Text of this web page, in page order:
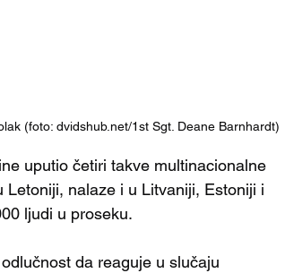
(foto: dvidshub.net/1st Sgt. Deane Barnhardt)
uputio četiri takve multinacionalne
nalaze i u Litvaniji, Estoniji i
ljudi u proseku.
da reaguje u slučaju